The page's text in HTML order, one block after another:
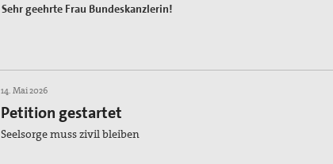
Sehr geehrte Frau Bundeskanzlerin!
14. Mai 2026
Petition gestartet
Seelsorge muss zivil bleiben